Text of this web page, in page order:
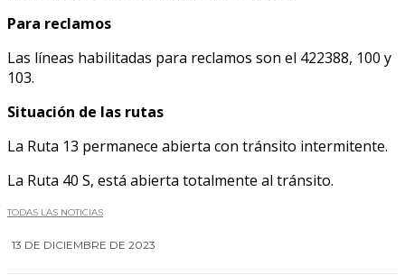
Para reclamos
Las líneas habilitadas para reclamos son el 422388, 100 y
103.
Situación de las rutas
La Ruta 13 permanece abierta con tránsito intermitente.
La Ruta 40 S, está abierta totalmente al tránsito.
TODAS LAS NOTICIAS
13 DE DICIEMBRE DE 2023